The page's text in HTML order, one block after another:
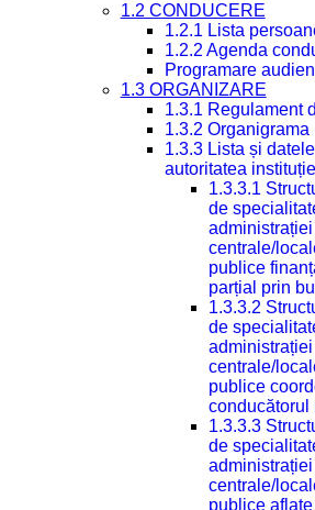
1.2 CONDUCERE
1.2.1 Lista
1.2.2 Agenda
Programare
1.3 ORGANIZARE
1.3.1 Regulament
1.3.2 Organigrama
1.3.3 Lista și
autoritatea
1.3.3.1
de
centrale/
publice
parțial prin
1.3.3.2
de
centrale/
publice
conducătorul
1.3.3.3
de
centrale/
publice